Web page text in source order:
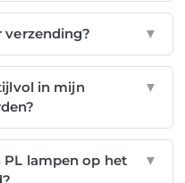
verzending? ▼
in mijn
▼
lampen op het
▼